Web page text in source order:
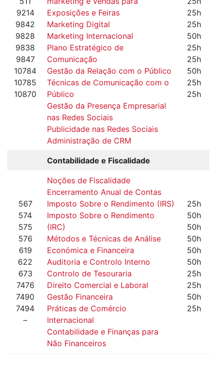
9214
9842
9828
9838
9847
10784
10785
10870
Exposições e Feiras
Marketing Digital
Marketing Internacional
Plano Estratégico de
Comunicação
Gestão da Relação com o Público
Técnicas de Comunicação com o
Público
Gestão da Presença Empresarial
nas Redes Sociais
Publicidade nas Redes Sociais
Administração de CRM
25h
25h
50h
25h
25h
50h
25h
25h
Contabilidade e Fiscalidade
567
574
575
576
619
622
673
7476
7490
7494
–
Noções de Fiscalidade
Encerramento Anual de Contas
Imposto Sobre o Rendimento (IRS)
Imposto Sobre o Rendimento
(IRC)
Métodos e Técnicas de Análise
Económica e Financeira
Auditoria e Controlo Interno
Controlo de Tesouraria
Direito Comercial e Laboral
Gestão Financeira
Práticas de Comércio
Internacional
Contabilidade e Finanças para
Não Financeiros
25h
50h
50h
50h
50h
50h
25h
25h
50h
25h